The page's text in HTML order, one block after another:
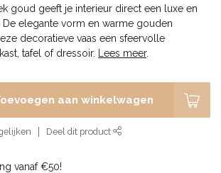
goud geeft je interieur direct een luxe en
elegante vorm en warme gouden
decoratieve vaas een sfeervolle
tafel of dressoir.
Lees meer.
aan winkelwagen
Deel dit product
vanaf €50!